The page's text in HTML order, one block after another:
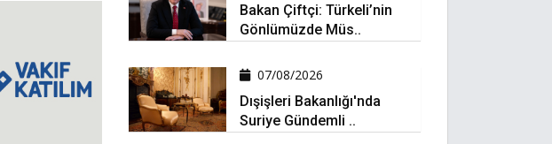
Bakan Çiftçi: Türkeli’nin
Gönlümüzde Müs..
07/08/2026
Dışişleri Bakanlığı'nda
Suriye Gündemli ..